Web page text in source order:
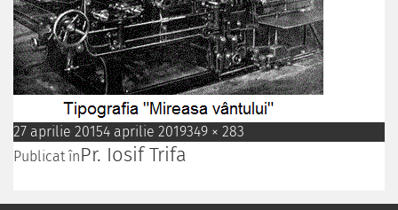
27 aprilie 20154 aprilie 2019349 × 283
Publicat înPr. Iosif Trifa